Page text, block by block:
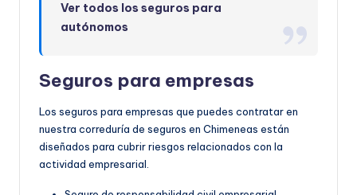
Ver todos los seguros para
autónomos
Seguros para empresas
Los seguros para empresas que puedes contratar en
nuestra correduría de seguros en Chimeneas están
diseñados para cubrir riesgos relacionados con la
actividad empresarial.